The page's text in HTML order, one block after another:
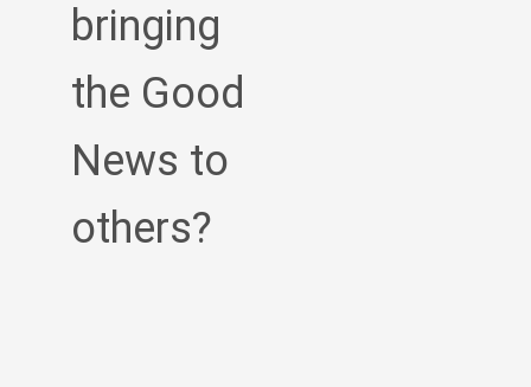
bringing
the Good
News to
others?